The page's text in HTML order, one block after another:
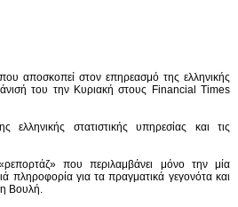
αποσκοπεί στον επηρεασμό της ελληνικής
του την Κυριακή στους Financial Times
ελληνικής στατιστικής υπηρεσίας και τις
που περιλαμβάνει μόνο την μία
πληροφορία για τα πραγματικά γεγονότα και
Βουλή.